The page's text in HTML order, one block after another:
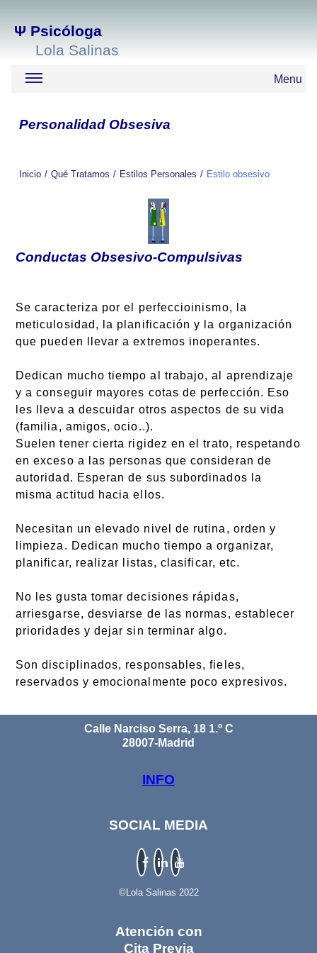
Ψ Psicóloga
Lola Salinas
Menu
Personalidad Obsesiva
Inicio Qué Tratamos Estilos Personales Estilo obsesivo
Conductas Obsesivo-Compulsivas
Se caracteriza por el perfeccioinismo, la
meticulosidad, la planificación y la organización
que pueden llevar a extremos inoperantes.
Dedican mucho tiempo al trabajo, al aprendizaje
y a conseguir mayores cotas de perfección. Eso
les lleva a descuidar otros aspectos de su vida
(familia, amigos, ocio..).
Suelen tener cierta rigidez en el trato, respetando
en exceso a las personas que consideran de
autoridad. Esperan de sus subordinados la
misma actitud hacia ellos.
Necesitan un elevado nivel de rutina, orden y
limpieza. Dedican mucho tiempo a organizar,
planificar, realizar listas, clasificar, etc.
No les gusta tomar decisiones rápidas,
arriesgarse, desviarse de las normas, establecer
prioridades y dejar sin terminar algo.
Son disciplinados, responsables, fieles,
reservados y emocionalmente poco expresivos.
Calle Narciso Serra, 18 1.º C
28007-Madrid
INFO
SOCIAL MEDIA
©Lola Salinas 2022
Atención con
Cita Previa